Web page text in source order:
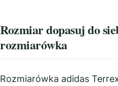
Rozmiar dopasuj do
rozmiarówka
Rozmiarówka adidas